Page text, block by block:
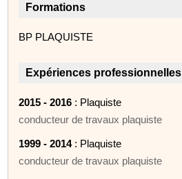
Formations
BP PLAQUISTE
Expériences professionnelles
2015 - 2016 : Plaquiste
conducteur de travaux plaquiste
1999 - 2014: Plaquiste
conducteur de travaux plaquiste